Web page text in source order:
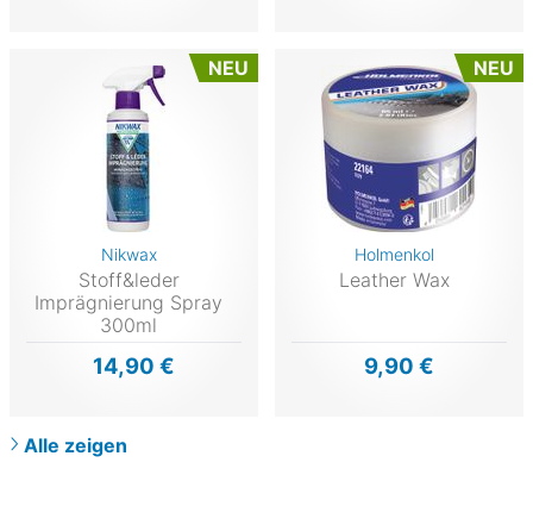
NEU
Nikwax
Stoff&leder
Imprägnierung Spray
300ml
14,90 €
NEU
Holmenkol
Leather Wax
9,90 €
Alle zeigen